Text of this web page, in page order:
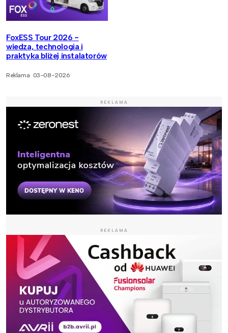
FoxESS Tour 2026 -
wiedza, technologia i
praktyka bliżej instalatorów
Reklama 03-08-2026
REKLAMA
REKLAMA